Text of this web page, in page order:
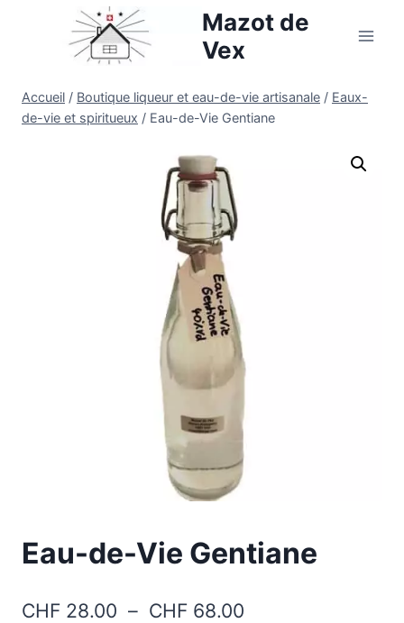
Mazot de
Vex
Accueil / Boutique liqueur et eau-de-vie artisanale / Eaux-
de-vie et spiritueux / Eau-de-Vie Gentiane
Eau-de-Vie Gentiane
CHF 28.00 – CHF 68.00